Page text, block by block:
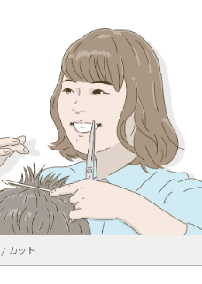
カット